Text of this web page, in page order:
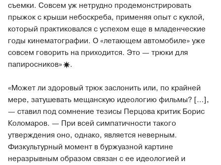
съемки. Совсем уж нетрудно продемонстрировать
прыжок с крыши небоскреба, применяя опыт с куклой,
который практиковался с успехом еще в младенческие
годы кинематографии. О «летающем автомобиле» уже
совсем говорить на приходится. Это — трюки для
папиросников»
.
«Может ли здоровый трюк заслонить или, по крайней
мере, затушевать мещанскую идеологию фильмы? […],
— ставил под сомнение тезисы Перцова критик Борис
Коломаров. — При всей симпатичности такого
утверждения оно, однако, является неверным.
Физкультурный момент в буржуазной картине
неразрывным образом связан с ее идеологией и